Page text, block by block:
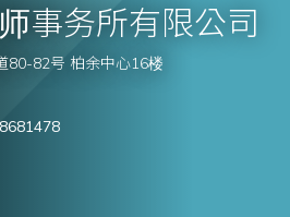
事务所有限公司
80-82号 柏余中心16楼